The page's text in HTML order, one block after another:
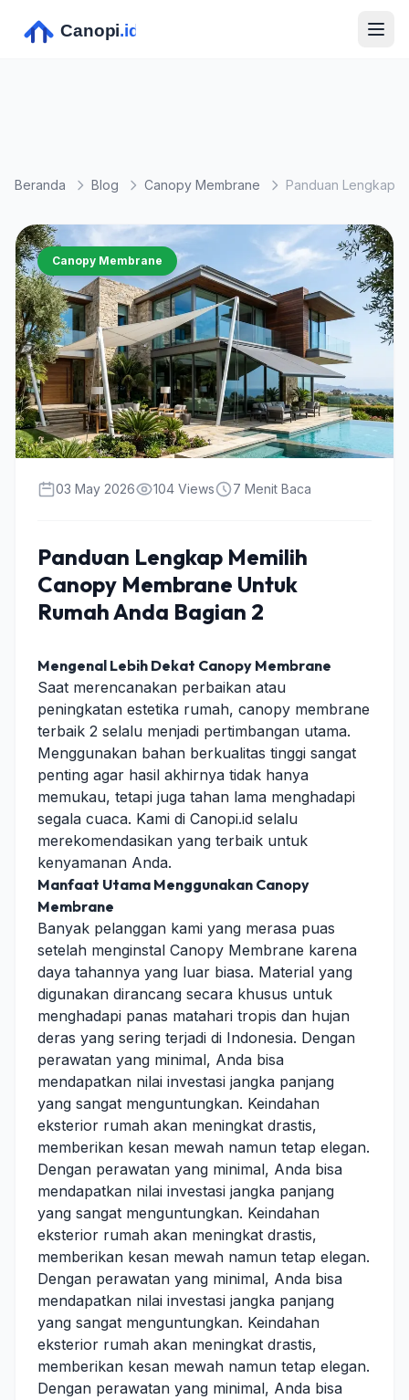
Beranda Blog Canopy Membrane
Canopy Membrane
03 May 2026 104 Views 7 Menit Baca
Panduan Lengkap Memilih
Canopy Membrane Untuk
Rumah Anda Bagian 2
Mengenal Lebih Dekat Canopy Membrane
Saat merencanakan perbaikan atau
peningkatan estetika rumah, canopy membrane
terbaik 2 selalu menjadi pertimbangan utama.
Menggunakan bahan berkualitas tinggi sangat
penting agar hasil akhirnya tidak hanya
memukau, tetapi juga tahan lama menghadapi
segala cuaca. Kami di Canopi.id selalu
merekomendasikan yang terbaik untuk
kenyamanan Anda.
Manfaat Utama Menggunakan Canopy
Membrane
Banyak pelanggan kami yang merasa puas
setelah menginstal Canopy Membrane karena
daya tahannya yang luar biasa. Material yang
digunakan dirancang secara khusus untuk
menghadapi panas matahari tropis dan hujan
deras yang sering terjadi di Indonesia. Dengan
perawatan yang minimal, Anda bisa
mendapatkan nilai investasi jangka panjang
yang sangat menguntungkan. Keindahan
eksterior rumah akan meningkat drastis,
memberikan kesan mewah namun tetap elegan.
Dengan perawatan yang minimal, Anda bisa
mendapatkan nilai investasi jangka panjang
yang sangat menguntungkan. Keindahan
eksterior rumah akan meningkat drastis,
memberikan kesan mewah namun tetap elegan.
Dengan perawatan yang minimal, Anda bisa
mendapatkan nilai investasi jangka panjang
yang sangat menguntungkan. Keindahan
eksterior rumah akan meningkat drastis,
memberikan kesan mewah namun tetap elegan.
Dengan perawatan yang minimal, Anda bisa